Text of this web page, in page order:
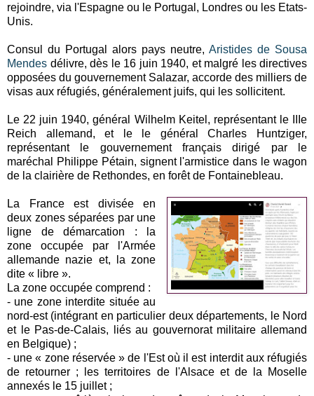
rejoindre, via l'Espagne ou le Portugal, Londres ou les Etats-
Unis.
Consul du Portugal alors pays neutre, Aristides de Sousa
Mendes délivre, dès le 16 juin 1940, et malgré les directives
opposées du gouvernement Salazar, accorde des milliers de
visas aux réfugiés, généralement juifs, qui les sollicitent.
Le 22 juin 1940, général Wilhelm Keitel, représentant le IIIe
Reich allemand, et le le général Charles Huntziger,
représentant le gouvernement français dirigé par le
maréchal Philippe Pétain, signent l'armistice dans le wagon
de la clairière de Rethondes, en forêt de Fontainebleau.
La France est divisée en
deux zones séparées par une
ligne de démarcation : la
zone occupée par l'Armée
allemande nazie et, la zone
dite « libre ».
La zone occupée comprend :
- une zone interdite située au
nord-est (intégrant en particulier deux départements, le Nord
et le Pas-de-Calais, liés au gouvernorat militaire allemand
en Belgique) ;
- une « zone réservée » de l'Est où il est interdit aux réfugiés
de retourner ; les territoires de l'Alsace et de la Moselle
annexés le 15 juillet ;